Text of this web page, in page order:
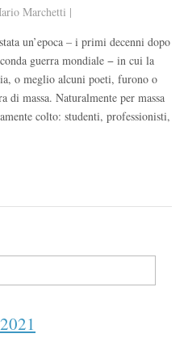
Marchetti |
un’epoca – i primi decenni dopo
guerra mondiale − in cui la
o meglio alcuni poeti, furono o
massa. Naturalmente per massa
colto: studenti, professionisti,